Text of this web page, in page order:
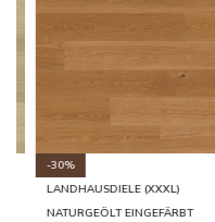
-30%
LANDHAUSDIELE (XXXL)
NATURGEÖLT EINGEFÄRBT